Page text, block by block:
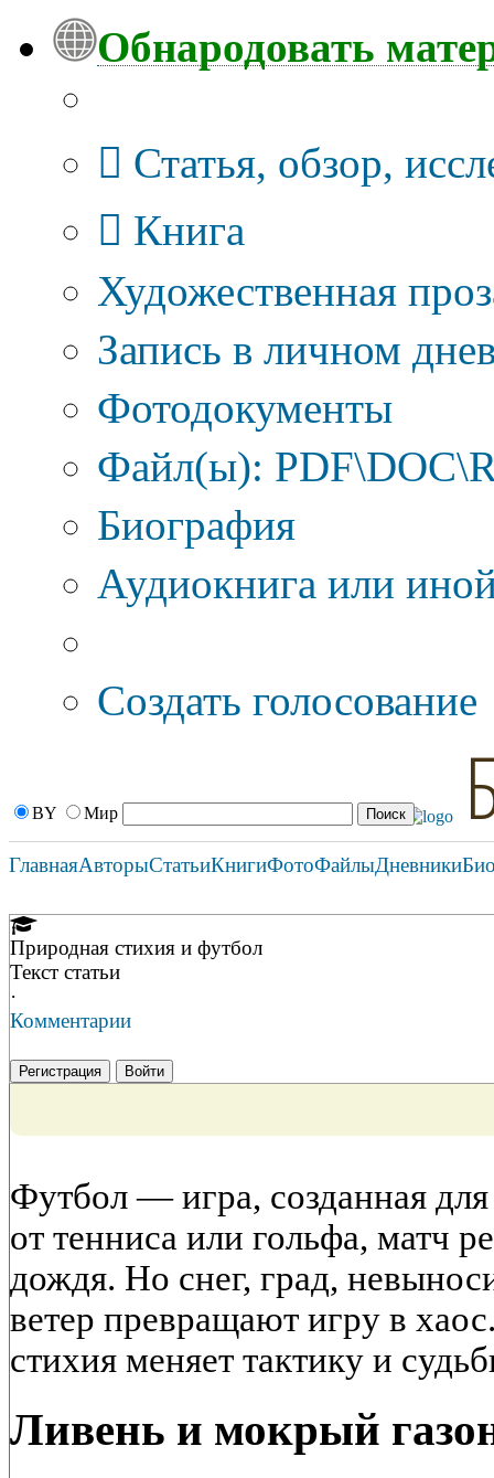
Обнародовать
Статья, обзор,
Книга
Художественная
Запись в личном
Фотодокументы
Файл(ы):
Биография
Аудиокнига или
Создать голосование
BY Мир
ГлавнаяАвторыСтатьиКнигиФотоФайлыДневники
Природная стихия и футбол
Текст статьи
·
Комментарии
Регистрация Войти
Футбол — игра, созданная
от тенниса или гольфа, матч
дождя. Но снег, град,
ветер превращают игру в
стихия меняет тактику и
Ливень и мокрый